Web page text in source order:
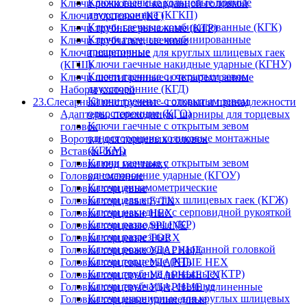
Ключи рожковые с карданной головкой
Ключи торцевые (КТ)
Ключи трубные рычажные (КТР)
Ключи трубчатые, свечные
Ключи шарнирные для круглых шлицевых гаек
(КГШ)
Ключи шестигранные и четырехгранные
Наборы ключей
23.Слесарный инструмент - головки и принадлежности
Адаптеры, переходники, шарниры для торцевых
головок
Воротки для торцевых головок
Вставки-биты
Головки под монтажку
Головки сменные
Головки торцевые
Головки торцевые E-TX
Головки торцевые HEX
Головки торцевые SPLINE
Головки торцевые TORX
Головки торцевые УДАРНЫЕ
Головки торцевые УДАРНЫЕ HEX
Головки торцевые УДАРНЫЕ TX
Головки торцевые УДАРНЫЕ удлиненные
Головки торцевые удлиненные
Ключи гаечные кольцевые прямые
двухсторонние (КГКП)
Ключи гаечные комбинированные (КГК)
Ключи гаечные комбинированные
трещеточные
Ключи гаечные накидные ударные (КГНУ)
Ключи гаечные с открытым зевом
двухсторонние (КГД)
Ключи гаечные с открытым зевом
односторонние (КГО)
Ключи гаечные с открытым зевом
односторонние коликовые монтажные
(КГКМ)
Ключи гаечные с открытым зевом
односторонние ударные (КГОУ)
Ключи динамометрические
Ключи для круглых шлицевых гаек (КГЖ)
Ключи накидные с серповидной рукояткой
Ключи разводные (КР)
Ключи разрезные
Ключи рожковые с карданной головкой
Ключи торцевые (КТ)
Ключи трубные рычажные (КТР)
Ключи трубчатые, свечные
Ключи шарнирные для круглых шлицевых